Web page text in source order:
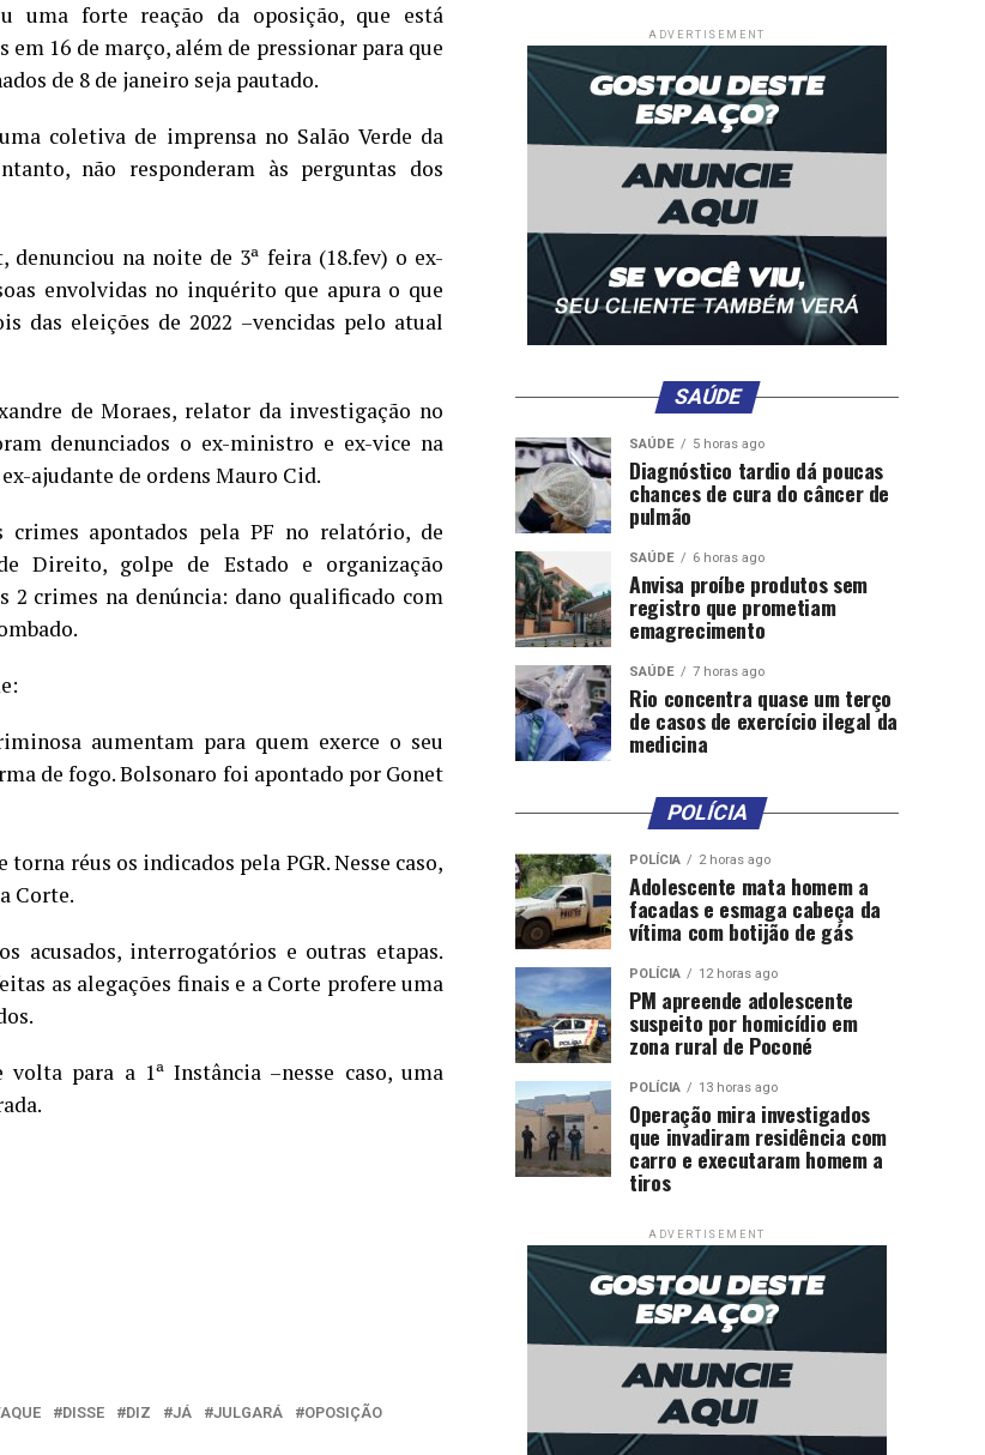
uma forte reação da oposição, que está
16 de março, além de pressionar para que
de 8 de janeiro seja pautado.
coletiva de imprensa no Salão Verde da
não responderam às perguntas dos
denunciou na noite de 3ª feira (18.fev) o ex-
envolvidas no inquérito que apura o que
das eleições de 2022 –vencidas pelo atual
de Moraes, relator da investigação no
denunciados o ex-ministro e ex-vice na
ajudante de ordens Mauro Cid.
crimes apontados pela PF no relatório, de
Direito, golpe de Estado e organização
2 crimes na denúncia: dano qualificado com
aumentam para quem exerce o seu
de fogo. Bolsonaro foi apontado por Gonet
réus os indicados pela PGR. Nesse caso,
Corte.
acusados, interrogatórios e outras etapas.
as alegações finais e a Corte profere uma
para a 1ª Instância –nesse caso, uma
DISSE DIZ JÁ JULGARÁ
OPOSIÇÃO
ADVERTISEMENT
SAÚDE
SAÚDE 5 horas ago
Diagnóstico tardio dá poucas
chances de cura do câncer de
pulmão
SAÚDE 6 horas ago
Anvisa proíbe produtos sem
registro que prometiam
emagrecimento
SAÚDE 7 horas ago
Rio concentra quase um terço
de casos de exercício ilegal da
medicina
POLÍCIA
POLÍCIA 2 horas ago
Adolescente mata homem a
facadas e esmaga cabeça da
vítima com botijão de gás
POLÍCIA 12 horas ago
PM apreende adolescente
suspeito por homicídio em
zona rural de Poconé
POLÍCIA 13 horas ago
Operação mira investigados
que invadiram residência com
carro e executaram homem a
tiros
ADVERTISEMENT